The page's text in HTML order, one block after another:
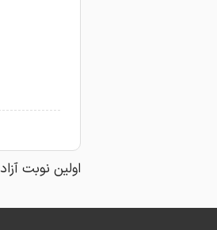
اولین نوبت آزاد